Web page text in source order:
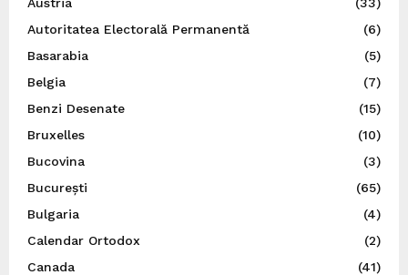
Autoritatea Electorală Permanentă
(6)
Basarabia
(5)
Belgia
(7)
Benzi Desenate
(15)
Bruxelles
(10)
Bucovina
(3)
București
(65)
Bulgaria
(4)
Calendar Ortodox
(2)
Canada
(41)